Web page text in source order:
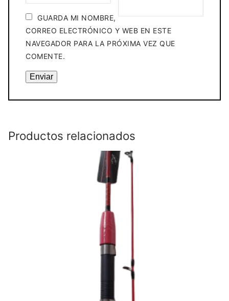
GUARDA MI NOMBRE,
CORREO ELECTRÓNICO Y WEB EN ESTE
NAVEGADOR PARA LA PRÓXIMA VEZ QUE
COMENTE.
Productos relacionados